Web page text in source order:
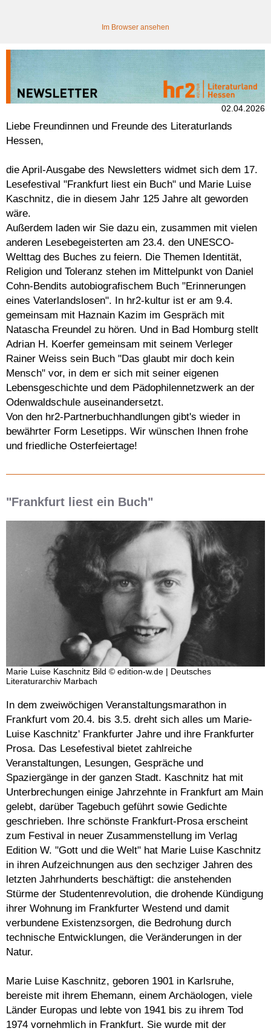
Im Browser ansehen
02.04.2026
Liebe Freundinnen und Freunde des Literaturlands
Hessen,
die April-Ausgabe des Newsletters widmet sich dem 17.
Lesefestival "Frankfurt liest ein Buch" und Marie Luise
Kaschnitz, die in diesem Jahr 125 Jahre alt geworden
wäre.
Außerdem laden wir Sie dazu ein, zusammen mit vielen
anderen Lesebegeisterten am 23.4. den UNESCO-
Welttag des Buches zu feiern. Die Themen Identität,
Religion und Toleranz stehen im Mittelpunkt von Daniel
Cohn-Bendits autobiografischem Buch "Erinnerungen
eines Vaterlandslosen". In hr2-kultur ist er am 9.4.
gemeinsam mit Haznain Kazim im Gespräch mit
Natascha Freundel zu hören. Und in Bad Homburg stellt
Adrian H. Koerfer gemeinsam mit seinem Verleger
Rainer Weiss sein Buch "Das glaubt mir doch kein
Mensch" vor, in dem er sich mit seiner eigenen
Lebensgeschichte und dem Pädophilennetzwerk an der
Odenwaldschule auseinandersetzt.
Von den hr2-Partnerbuchhandlungen gibt's wieder in
bewährter Form Lesetipps. Wir wünschen Ihnen frohe
und friedliche Osterfeiertage!
"Frankfurt liest ein Buch"
Marie Luise Kaschnitz Bild © edition-w.de | Deutsches
Literaturarchiv Marbach
In dem zweiwöchigen Veranstaltungsmarathon in
Frankfurt vom 20.4. bis 3.5. dreht sich alles um Marie-
Luise Kaschnitz' Frankfurter Jahre und ihre Frankfurter
Prosa. Das Lesefestival bietet zahlreiche
Veranstaltungen, Lesungen, Gespräche und
Spaziergänge in der ganzen Stadt. Kaschnitz hat mit
Unterbrechungen einige Jahrzehnte in Frankfurt am Main
gelebt, darüber Tagebuch geführt sowie Gedichte
geschrieben. Ihre schönste Frankfurt-Prosa erscheint
zum Festival in neuer Zusammenstellung im Verlag
Edition W. "Gott und die Welt" hat Marie Luise Kaschnitz
in ihren Aufzeichnungen aus den sechziger Jahren des
letzten Jahrhunderts beschäftigt: die anstehenden
Stürme der Studentenrevolution, die drohende Kündigung
ihrer Wohnung im Frankfurter Westend und damit
verbundene Existenzsorgen, die Bedrohung durch
technische Entwicklungen, die Veränderungen in der
Natur.
Marie Luise Kaschnitz, geboren 1901 in Karlsruhe,
bereiste mit ihrem Ehemann, einem Archäologen, viele
Länder Europas und lebte von 1941 bis zu ihrem Tod
1974 vornehmlich in Frankfurt. Sie wurde mit der